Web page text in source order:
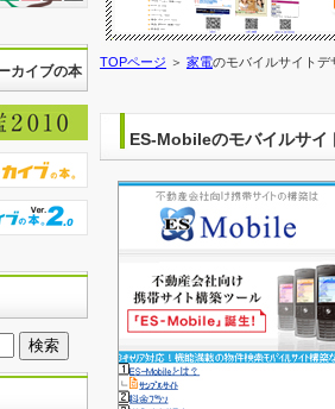
TOPページ ＞ 家電のモバイルサイトデ
ES-Mobileのモバイルサイ
カイブの本